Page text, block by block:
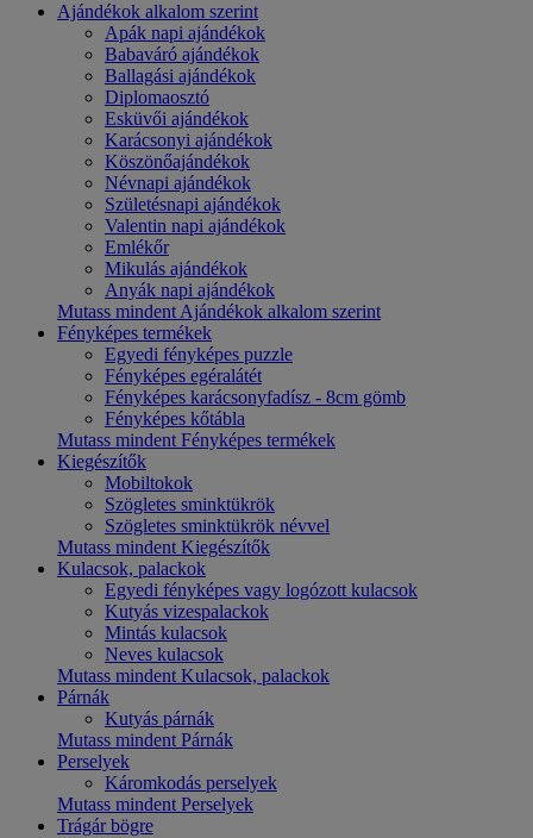
Ajándékok alkalom szerint
Apák napi ajándékok
Babaváró ajándékok
Ballagási ajándékok
Diplomaosztó
Esküvői ajándékok
Karácsonyi ajándékok
Köszönőajándékok
Névnapi ajándékok
Születésnapi ajándékok
Valentin napi ajándékok
Emlékőr
Mikulás ajándékok
Anyák napi ajándékok
Mutass mindent Ajándékok alkalom szerint
Fényképes termékek
Egyedi fényképes puzzle
Fényképes egéralátét
Fényképes karácsonyfadísz - 8cm gömb
Fényképes kőtábla
Mutass mindent Fényképes termékek
Kiegészítők
Mobiltokok
Szögletes sminktükrök
Szögletes sminktükrök névvel
Mutass mindent Kiegészítők
Kulacsok, palackok
Egyedi fényképes vagy logózott kulacsok
Kutyás vizespalackok
Mintás kulacsok
Neves kulacsok
Mutass mindent Kulacsok, palackok
Párnák
Kutyás párnák
Mutass mindent Párnák
Perselyek
Káromkodás perselyek
Mutass mindent Perselyek
Trágár bögre